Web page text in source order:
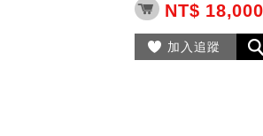
NT$ 18,000
加入追蹤